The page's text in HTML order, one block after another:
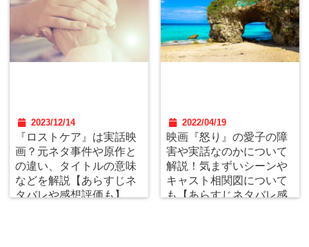
2023/12/14
『ロストケア』は実話映
画？元ネタ事件や原作と
の違い、タイトルの意味
などを解説【あらすじネ
タバレや感想評価も】
2022/04/19
映画『怒り』の愛子の障
害や実話なのかについて
解説！気まずいシーンや
キャスト相関図について
も【あらすじネタバレ感